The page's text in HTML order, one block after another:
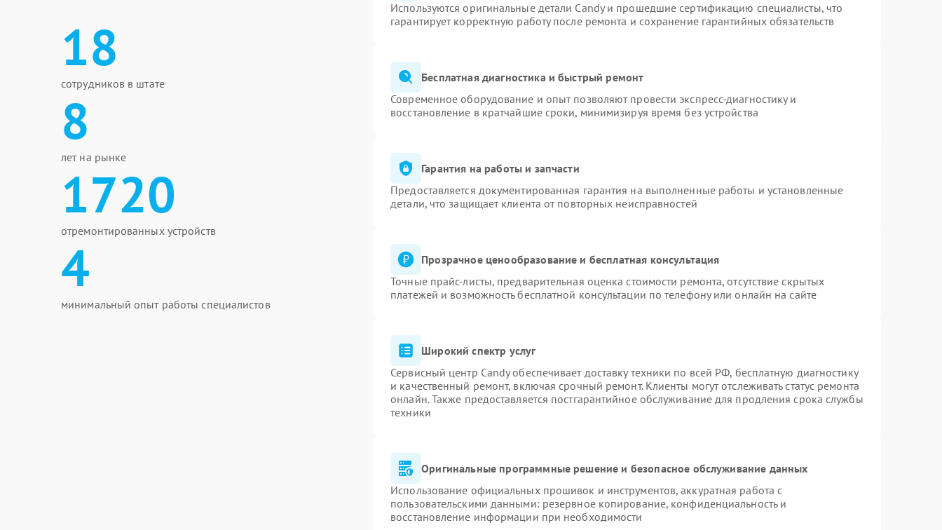
18
сотрудников в штате
8
лет на рынке
1720
отремонтированных устройств
4
минимальный опыт работы специалистов
Используются оригинальные детали Candy и прошедшие сертификацию специалисты, что
гарантирует корректную работу после ремонта и сохранение гарантийных обязательств
Бесплатная диагностика и быстрый ремонт
Современное оборудование и опыт позволяют провести экспресс-диагностику и
восстановление в кратчайшие сроки, минимизируя время без устройства
Гарантия на работы и запчасти
Предоставляется документированная гарантия на выполненные работы и установленные
детали, что защищает клиента от повторных неисправностей
Прозрачное ценообразование и бесплатная консультация
Точные прайс-листы, предварительная оценка стоимости ремонта, отсутствие скрытых
платежей и возможность бесплатной консультации по телефону или онлайн на сайте
Широкий спектр услуг
Сервисный центр Candy обеспечивает доставку техники по всей РФ, бесплатную диагностику
и качественный ремонт, включая срочный ремонт. Клиенты могут отслеживать статус ремонта
онлайн. Также предоставляется постгарантийное обслуживание для продления срока службы
техники
Оригинальные программные решение и безопасное обслуживание данных
Использование официальных прошивок и инструментов, аккуратная работа с
пользовательскими данными: резервное копирование, конфиденциальность и
восстановление информации при необходимости